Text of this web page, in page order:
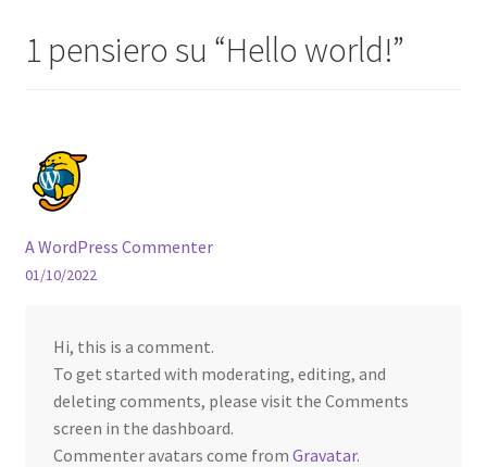
1 pensiero su “Hello world!”
A WordPress Commenter
01/10/2022
Hi, this is a comment.
To get started with moderating, editing, and
deleting comments, please visit the Comments
screen in the dashboard.
Commenter avatars come from Gravatar.